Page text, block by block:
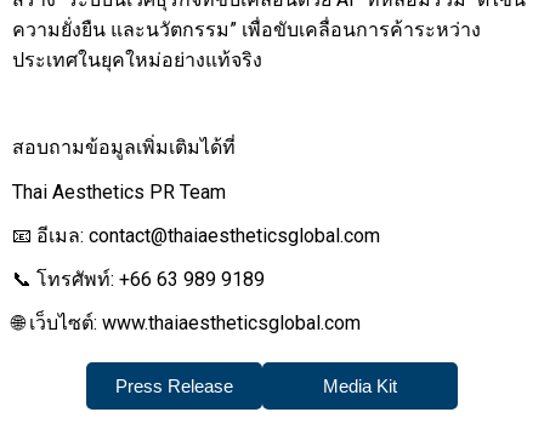
ความยั่งยืน และนวัตกรรม” เพื่อขับเคลื่อนการค้าระหว่าง
ประเทศในยุคใหม่อย่างแท้จริง
สอบถามข้อมูลเพิ่มเติมได้ที่
Thai Aesthetics PR Team
📧 อีเมล: contact@thaiaestheticsglobal.com
📞 โทรศัพท์: +66 63 989 9189
🌐 เว็บไซต์: www.thaiaestheticsglobal.com
Press Release Media Kit